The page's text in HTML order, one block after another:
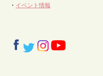
・ イベント情報